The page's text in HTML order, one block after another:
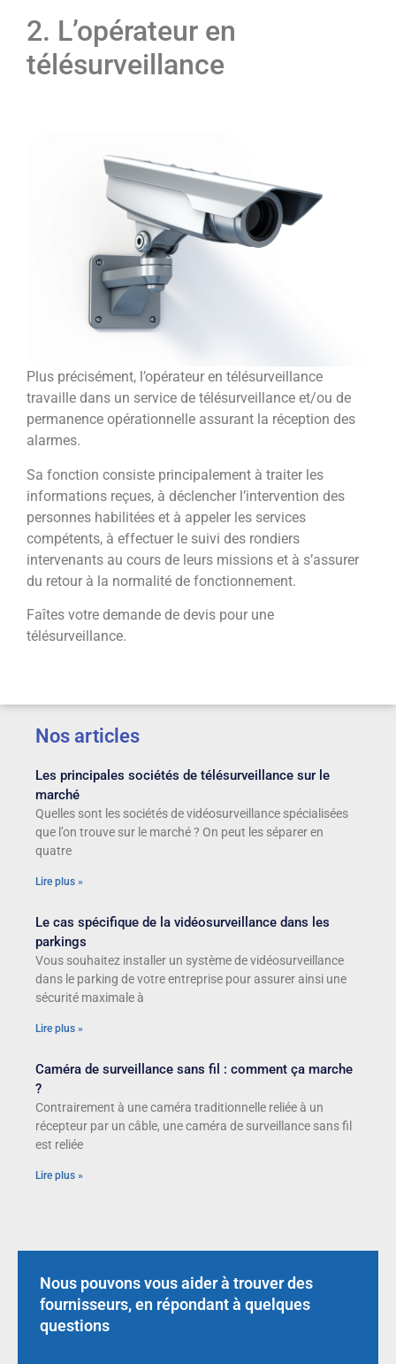
2. L’opérateur en
télésurveillance
Plus précisément, l’opérateur en télésurveillance
travaille dans un service de télésurveillance et/ou de
permanence opérationnelle assurant la réception des
alarmes.
Sa fonction consiste principalement à traiter les
informations reçues, à déclencher l’intervention des
personnes habilitées et à appeler les services
compétents, à effectuer le suivi des rondiers
intervenants au cours de leurs missions et à s’assurer
du retour à la normalité de fonctionnement.
Faîtes votre demande de devis pour une
télésurveillance.
Nos articles
Les principales sociétés de télésurveillance sur le
marché
Quelles sont les sociétés de vidéosurveillance spécialisées
que l’on trouve sur le marché ? On peut les séparer en
quatre
Lire plus »
Le cas spécifique de la vidéosurveillance dans les
parkings
Vous souhaitez installer un système de vidéosurveillance
dans le parking de votre entreprise pour assurer ainsi une
sécurité maximale à
Lire plus »
Caméra de surveillance sans fil : comment ça marche
?
Contrairement à une caméra traditionnelle reliée à un
récepteur par un câble, une caméra de surveillance sans fil
est reliée
Lire plus »
Nous pouvons vous aider à trouver des
fournisseurs, en répondant à quelques
questions